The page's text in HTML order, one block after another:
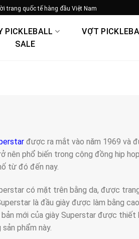
trang quốc tế hàng đầu Việt Nam
PICKLEBALL VỢT
SALE
được ra mắt vào năm 1969 và
nên phổ biến trong cộng đồng hip
từ đó đến nay.
có mặt trên bằng da, được
là đầu giày được làm bằng
bản mới của giày Superstar được
phẩm này.